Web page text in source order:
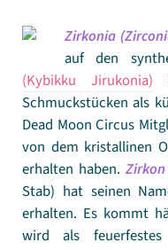
Zirkonia
auf den
(Kybikku Jirukonia)
Schmuckstücken als
Dead Moon Circus
von dem kristallinen
erhalten haben. Zirkon
Stab) hat seinen
erhalten. Es kommt
wird als